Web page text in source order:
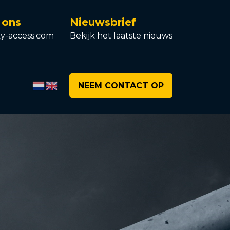
access.com
Nieuwsbrief
Bekijk het laatste nieuws
NEEM CONTACT OP